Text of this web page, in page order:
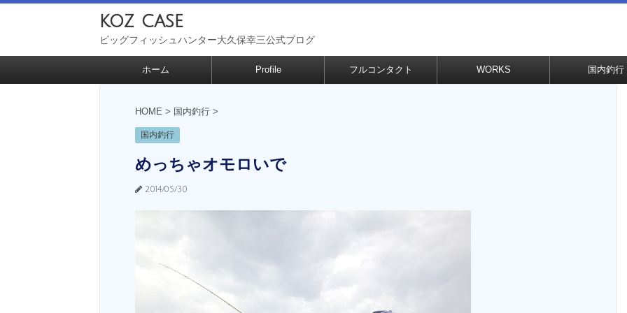
koz case
ビッグフィッシュハンター大久保幸三公式ブログ
ホーム Profile フルコンタクト WORKS 国内釣行
HOME > 国内釣行 >
国内釣行
めっちゃオモロいで
2014/05/30